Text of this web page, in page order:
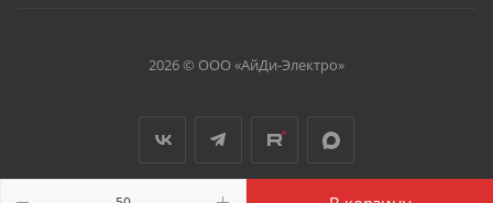
2026 © ООО «АйДи-Электро»